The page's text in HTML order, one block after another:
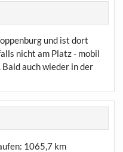
und ist dort
nicht am Platz - mobil
auch wieder in der
1065,7 km